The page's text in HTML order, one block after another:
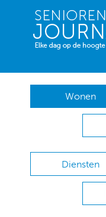
Wonen
Diensten